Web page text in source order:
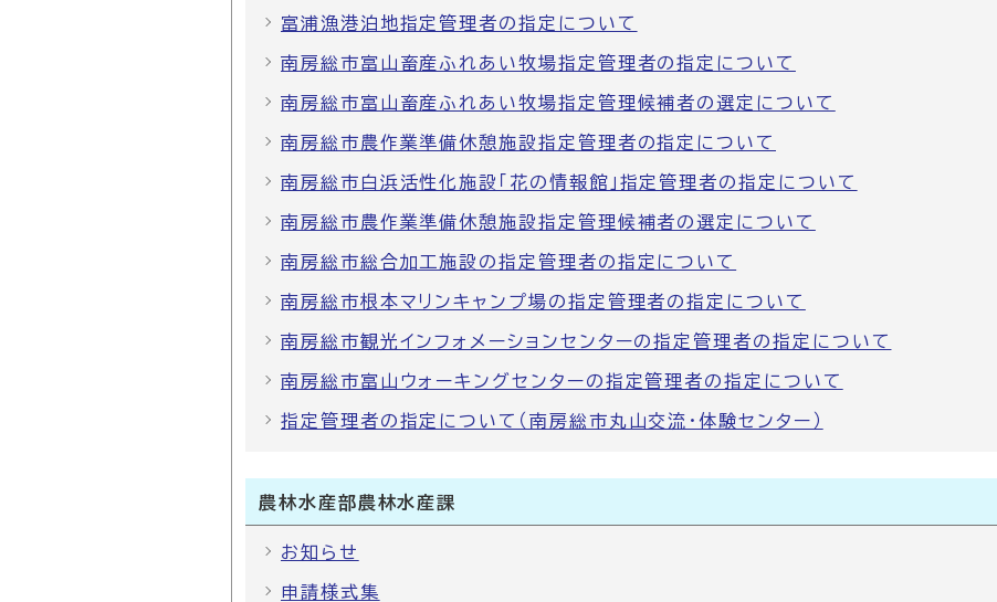
富浦漁港泊地指定管理者の指定について
南房総市富山畜産ふれあい牧場指定管理者の指定について
南房総市富山畜産ふれあい牧場指定管理候補者の選定について
南房総市農作業準備休憩施設指定管理者の指定について
南房総市白浜活性化施設「花の情報館」指定管理者の指定について
南房総市農作業準備休憩施設指定管理候補者の選定について
南房総市総合加工施設の指定管理者の指定について
南房総市根本マリンキャンプ場の指定管理者の指定について
南房総市観光インフォメーションセンターの指定管理者の指定について
南房総市富山ウォーキングセンターの指定管理者の指定について
指定管理者の指定について（南房総市丸山交流・体験センター）
農林水産部農林水産課
お知らせ
申請様式集